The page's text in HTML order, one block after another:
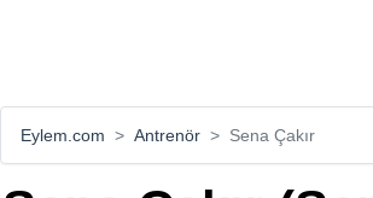
Eylem.com Antrenör Sena Çakır